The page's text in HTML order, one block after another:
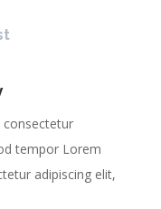
tempor Lorem
adipiscing elit,